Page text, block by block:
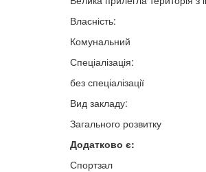
Власність:
Комунальний
Спеціалізація:
без спеціалізації
Вид закладу:
Загального розвитку
Додатково є:
Спортзал